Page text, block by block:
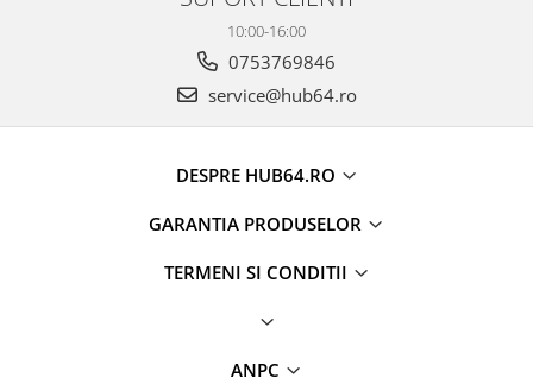
10:00-16:00
0753769846
service@hub64.ro
DESPRE HUB64.RO
GARANTIA PRODUSELOR
TERMENI SI CONDITII
ANPC